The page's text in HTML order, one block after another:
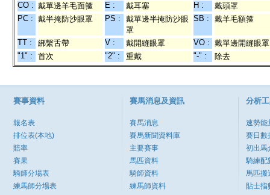
CO : 戴單邊羊毛面箍 E : 戴耳塞 H :
戴頭罩
PC : 戴半掩防沙眼罩 PS :
戴單邊半掩防沙眼
罩
SB : 戴羊毛額箍
TT : 綁繫舌帶 V : 戴開縫眼罩 VO : 戴單邊開縫眼罩
"1" :
首次 "2" : 重戴 "-" : 除去
賽事資料
報名表
排位表(本地)
賠率
賽果
騎師分場表
練馬師分場表
賽馬消息及資訊
賽馬消息
賽馬新聞資料庫
主要賽事
馬匹資料
騎師資料
練馬師資料
分析
速勢能
賽日數
初出馬
騎練配
馬匹搬
貼士指